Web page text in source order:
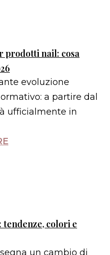
prodotti nail: cosa
evoluzione
a partire dal
ufficialmente in
colori e
un cambio di